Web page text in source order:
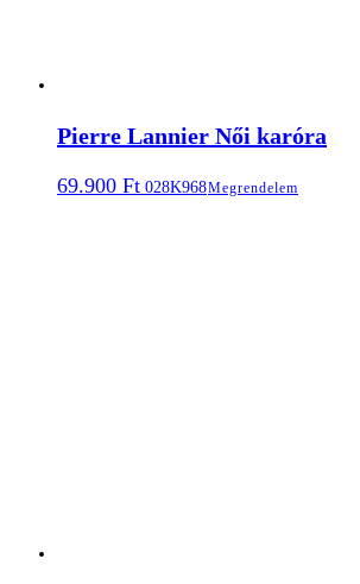
Pierre Lannier Női karóra
69.900 Ft 028K968Megrendelem